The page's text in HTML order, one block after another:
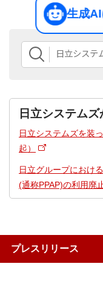
生成
日立システム
日立システムズを装
起）
日立グループにおけ
(通称PPAP)の利用廃
プレスリリース